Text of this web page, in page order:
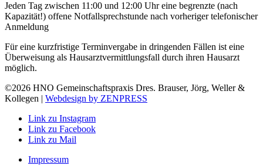
Jeden Tag zwischen 11:00 und 12:00 Uhr eine begrenzte (nach
Kapazität!) offene Notfallsprechstunde nach vorheriger telefonischer
Anmeldung
Für eine kurzfristige Terminvergabe in dringenden Fällen ist eine
Überweisung als Hausarztvermittlungsfall durch ihren Hausarzt
möglich.
©2026 HNO Gemeinschaftspraxis Dres. Brauser, Jörg, Weller &
Kollegen | Webdesign by ZENPRESS
Link zu Instagram
Link zu Facebook
Link zu Mail
Impressum